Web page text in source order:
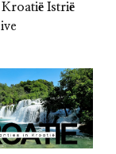
Kroatië Istrië